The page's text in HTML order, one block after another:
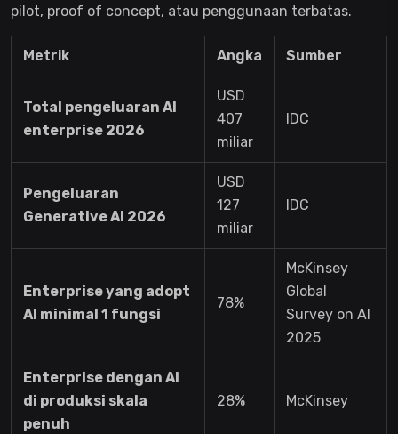
pilot, proof of concept, atau penggunaan terbatas.
Metrik Angka Sumber
Total pengeluaran AI
enterprise 2026
USD
407
miliar
IDC
Pengeluaran
Generative AI 2026
USD
127
miliar
IDC
Enterprise yang adopt
AI minimal 1 fungsi
78%
McKinsey
Global
Survey on AI
2025
Enterprise dengan AI
di produksi skala
penuh
28% McKinsey